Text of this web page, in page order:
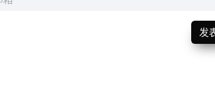
发